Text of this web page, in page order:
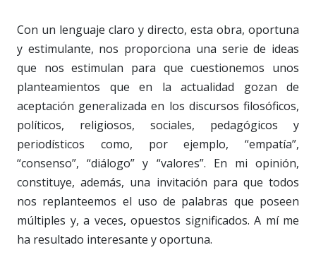
Con un lenguaje claro y directo, esta obra, oportuna
y estimulante, nos proporciona una serie de ideas
que nos estimulan para que cuestionemos unos
planteamientos que en la actualidad gozan de
aceptación generalizada en los discursos filosóficos,
políticos, religiosos, sociales, pedagógicos y
periodísticos como, por ejemplo, “empatía”,
“consenso”, “diálogo” y “valores”. En mi opinión,
constituye, además, una invitación para que todos
nos replanteemos el uso de palabras que poseen
múltiples y, a veces, opuestos significados. A mí me
ha resultado interesante y oportuna.